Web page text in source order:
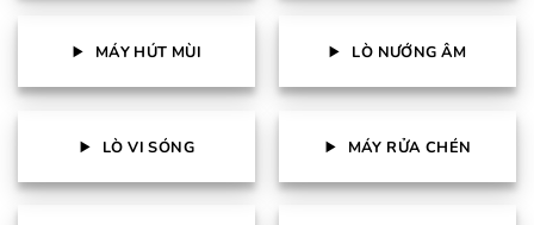
MÁY HÚT MÙI LÒ NƯỚNG ÂM
LÒ VI SÓNG MÁY RỬA CHÉN